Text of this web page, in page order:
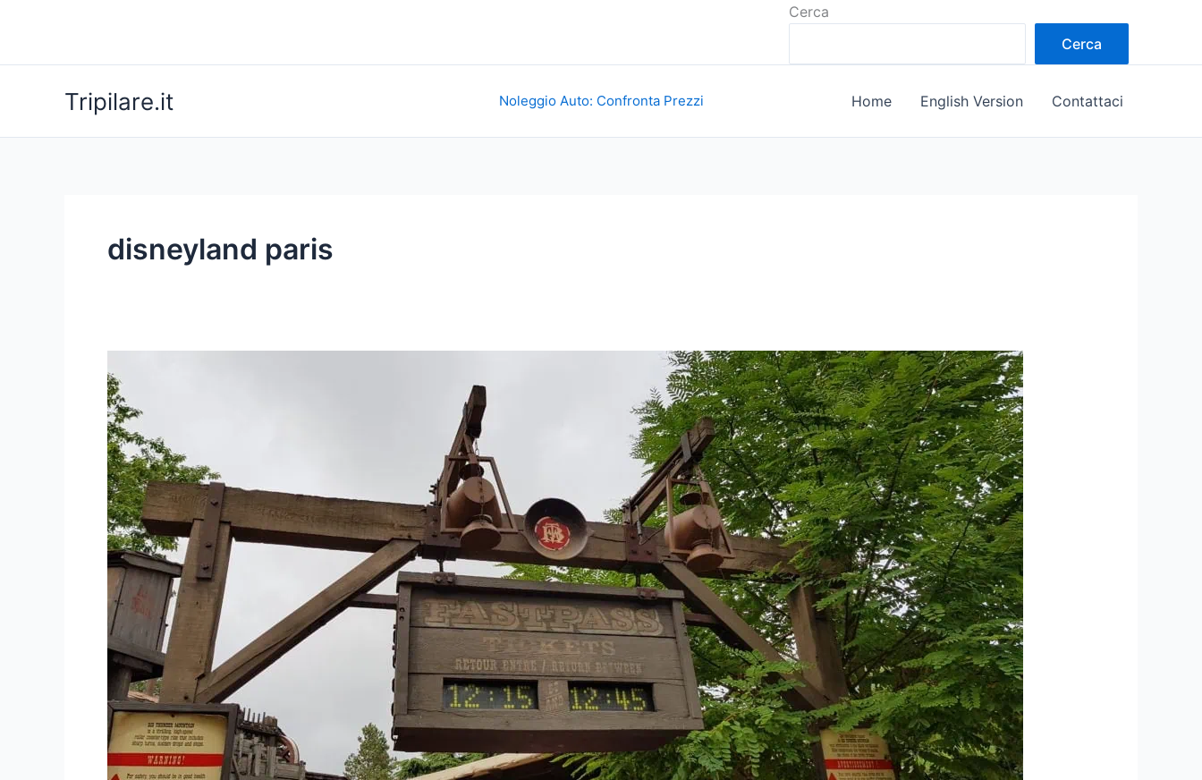
Cerca
Cerca
Tripilare.it Noleggio Auto: Confronta Prezzi Home English Version Contattaci
disneyland paris